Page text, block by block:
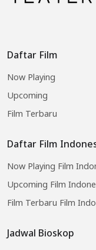
Daftar Film
Now Playing
Upcoming
Film Terbaru
Daftar Film
Now Playing Film
Upcoming Film
Film Terbaru Film
Jadwal Bioskop